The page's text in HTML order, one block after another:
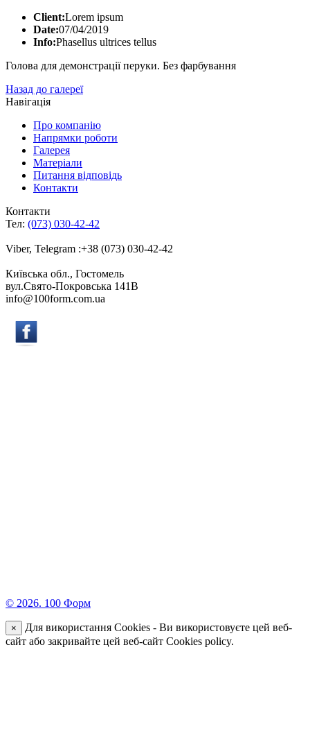
Client:Lorem ipsum
Date:07/04/2019
Info:Phasellus ultrices tellus
Голова для демонстрації перуки. Без фарбування
Назад до галереї
Навігація
Про компанію
Напрямки роботи
Галерея
Матеріали
Питання відповідь
Контакти
Контакти
Тел: (073) 030-42-42
Viber, Telegram :+38 (073) 030-42-42
Київська обл., Гостомель
вул.Свято-Покровська 141B
info@100form.com.ua
© 2026. 100 Форм
×
Для використання Cookies - Ви використовуєте цей веб-
сайт або закривайте цей веб-сайт Cookies policy.